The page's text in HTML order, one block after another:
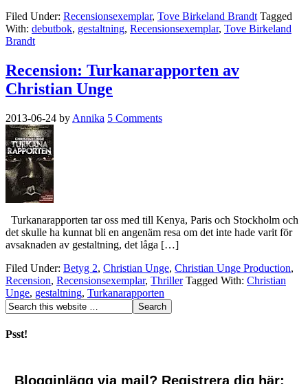
Filed Under: Recensionsexemplar, Tove Birkeland Brandt Tagged
With: debutbok, gestaltning, Recensionsexemplar, Tove Birkeland
Brandt
Recension: Turkanarapporten av
Christian Unge
2013-06-24 by Annika 5 Comments
Turkanarapporten tar oss med till Kenya, Paris och Stockholm och
det skulle ha kunnat bli en angenäm resa om det inte hade varit för
avsaknaden av gestaltning, det låga […]
Filed Under: Betyg 2, Christian Unge, Christian Unge Production,
Recension, Recensionsexemplar, Thriller Tagged With: Christian
Unge, gestaltning, Turkanarapporten
Psst!
Blogginlägg via mail? Registrera dig här: